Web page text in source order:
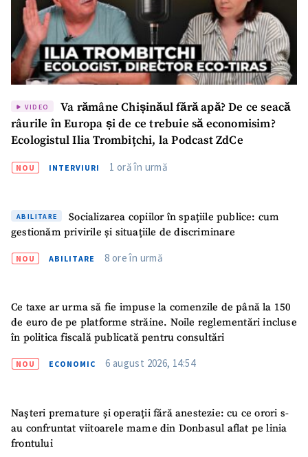
SUSȚINE
VIDEO
Va rămâne Chișinăul fără apă? De ce seacă
râurile în Europa și de ce trebuie să economisim?
Ecologistul Ilia Trombițchi, la Podcast ZdCe
NOU INTERVIURI 1 oră în urmă
ABILITARE
Socializarea copiilor în spațiile publice: cum
gestionăm privirile și situațiile de discriminare
NOU ABILITARE 8 ore în urmă
Ce taxe ar urma să fie impuse la comenzile de până la 150
de euro de pe platforme străine. Noile reglementări incluse
în politica fiscală publicată pentru consultări
NOU ECONOMIC 6 august 2026, 14:54
Nașteri premature și operații fără anestezie: cu ce orori s-
au confruntat viitoarele mame din Donbasul aflat pe linia
frontului